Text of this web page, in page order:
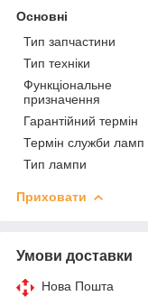
Основні
Тип запчастини
Тип техніки
Функціональне
призначення
Гарантійний термін
Термін служби ламп
Тип лампи
Приховати
Умови доставки
Нова Пошта